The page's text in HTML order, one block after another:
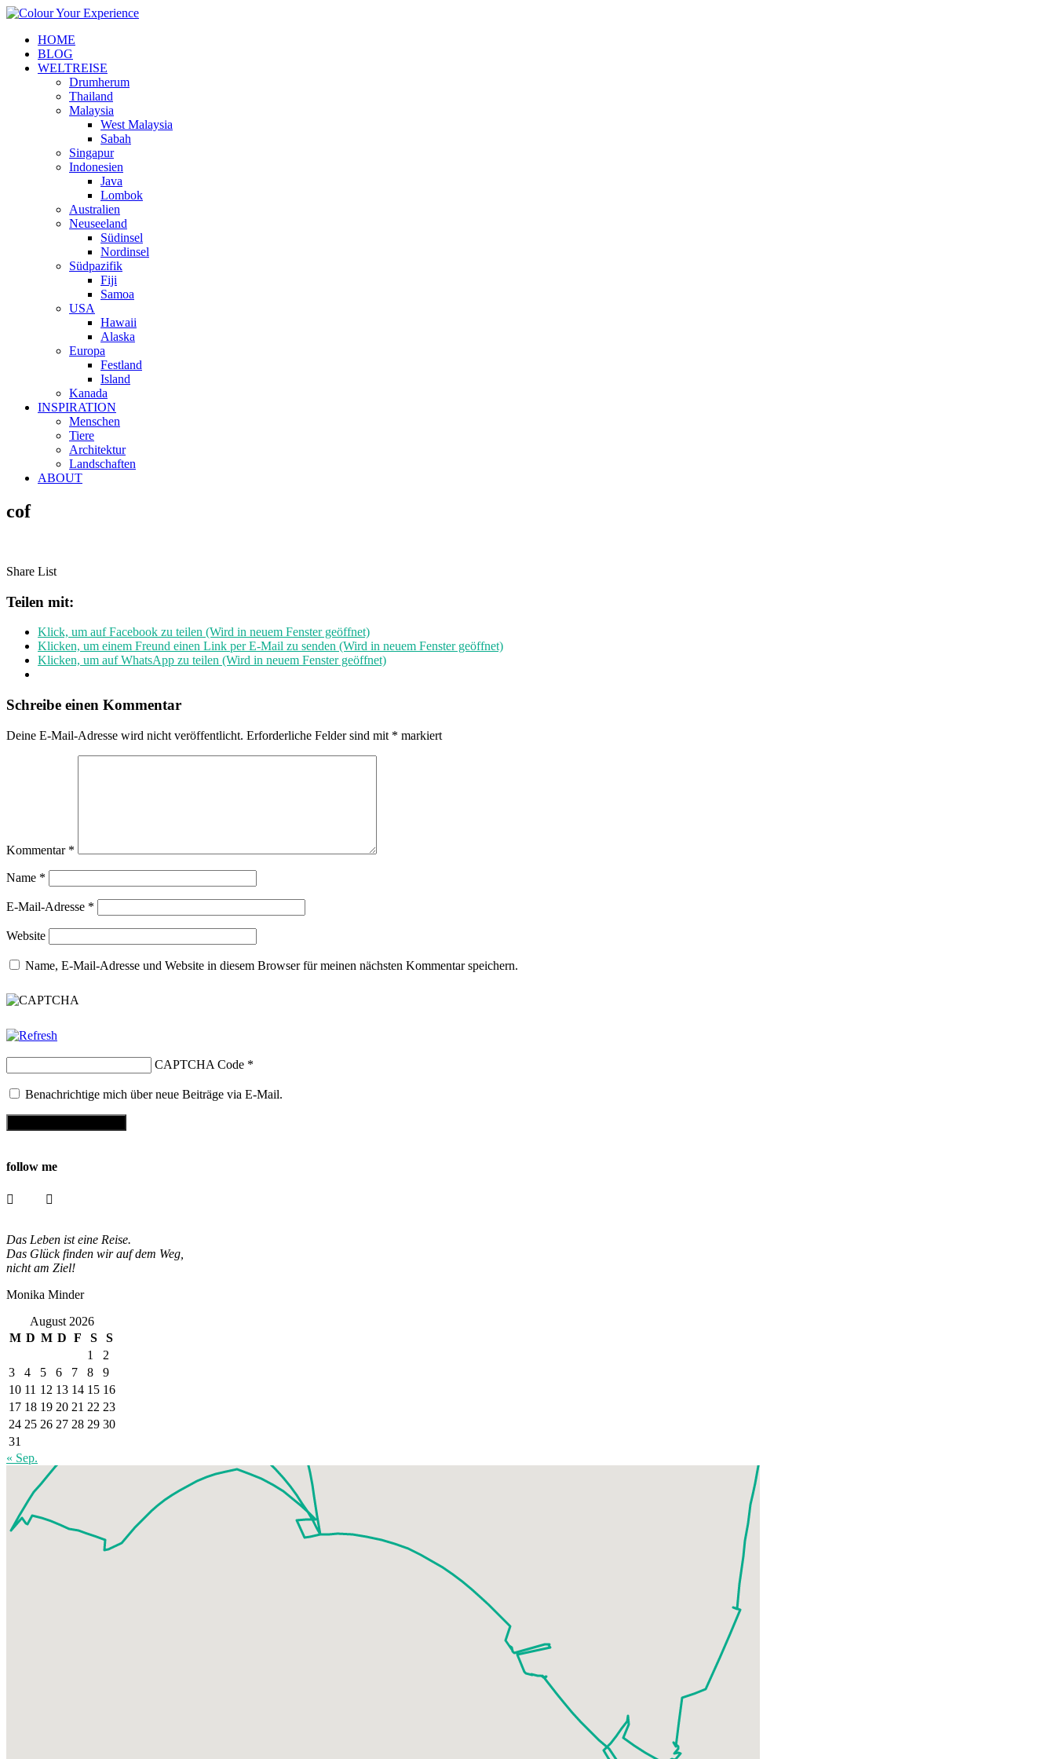
HOME
BLOG
WELTREISE
Drumherum
Thailand
Malaysia
West Malaysia
Sabah
Singapur
Indonesien
Java
Lombok
Australien
Neuseeland
Südinsel
Nordinsel
Südpazifik
Fiji
Samoa
USA
Hawaii
Alaska
Europa
Festland
Island
Kanada
INSPIRATION
Menschen
Tiere
Architektur
Landschaften
ABOUT
cof
Share List
Teilen mit:
Klick, um auf Facebook zu teilen (Wird in neuem Fenster geöffnet)
Klicken, um einem Freund einen Link per E-Mail zu senden (Wird in neuem Fenster geöffnet)
Klicken, um auf WhatsApp zu teilen (Wird in neuem Fenster geöffnet)
Schreibe einen Kommentar
Deine E-Mail-Adresse wird nicht veröffentlicht. Erforderliche Felder sind mit * markiert
Kommentar *
Name *
E-Mail-Adresse *
Website
Name, E-Mail-Adresse und Website in diesem Browser für meinen nächsten Kommentar speichern.
CAPTCHA Code *
Benachrichtige mich über neue Beiträge via E-Mail.
follow me
Das Leben ist eine Reise.
Das Glück finden wir auf dem Weg,
nicht am Ziel!
Monika Minder
August 2026
M D M D F S
S
1
2
3
4 5 6 7 8
9
10 11 12 13 14 15 16
17 18 19 20 21 22 23
24 25 26 27 28 29 30
31
« Sep.